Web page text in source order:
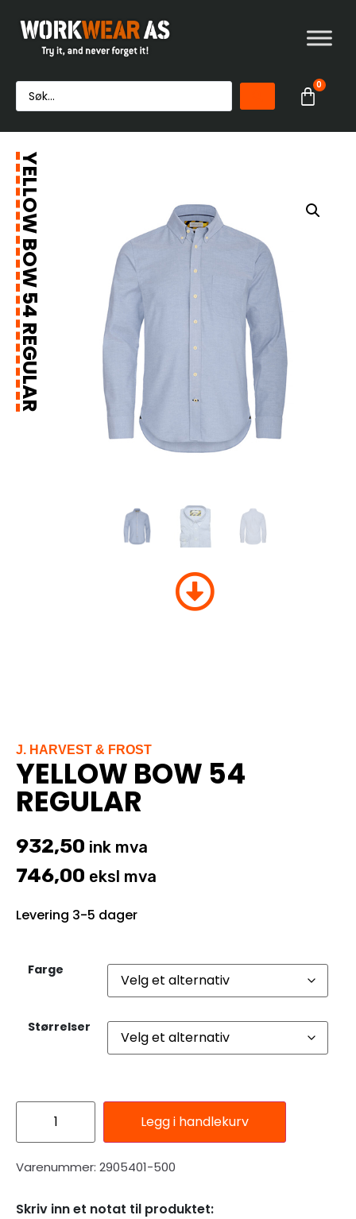
0
YELLOW BOW 54 REGULAR
J. HARVEST & FROST
YELLOW BOW 54
REGULAR
932,50 ink mva
746,00 eksl mva
Levering 3-5 dager
Farge
Størrelser
Legg i handlekurv
Varenummer: 2905401-500
Skriv inn et notat til produktet: